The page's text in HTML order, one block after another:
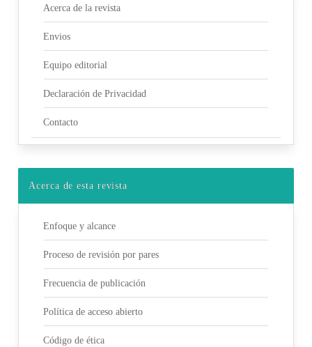
Acerca de la revista
Envios
Equipo editorial
Declaración de Privacidad
Contacto
Acerca de esta revista
Enfoque y alcance
Proceso de revisión por pares
Frecuencia de publicación
Política de acceso abierto
Código de ética